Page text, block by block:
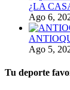
¿LA
Ago 6,
Ago 5,
Tu deporte